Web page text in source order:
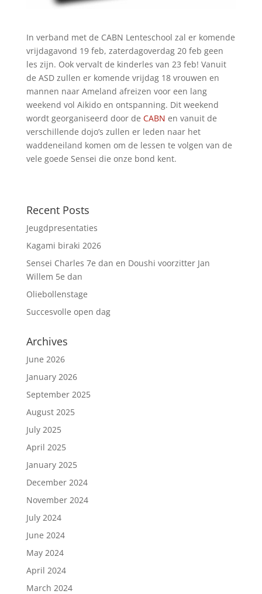
In verband met de CABN Lenteschool zal er komende
vrijdagavond 19 feb, zaterdagoverdag 20 feb geen
les zijn. Ook vervalt de kinderles van 23 feb! Vanuit
de ASD zullen er komende vrijdag 18 vrouwen en
mannen naar Ameland afreizen voor een lang
weekend vol Aikido en ontspanning. Dit weekend
wordt georganiseerd door de CABN en vanuit de
verschillende dojo’s zullen er leden naar het
waddeneiland komen om de lessen te volgen van de
vele goede Sensei die onze bond kent.
Recent Posts
Jeugdpresentaties
Kagami biraki 2026
Sensei Charles 7e dan en Doushi voorzitter Jan
Willem 5e dan
Oliebollenstage
Succesvolle open dag
Archives
June 2026
January 2026
September 2025
August 2025
July 2025
April 2025
January 2025
December 2024
November 2024
July 2024
June 2024
May 2024
April 2024
March 2024